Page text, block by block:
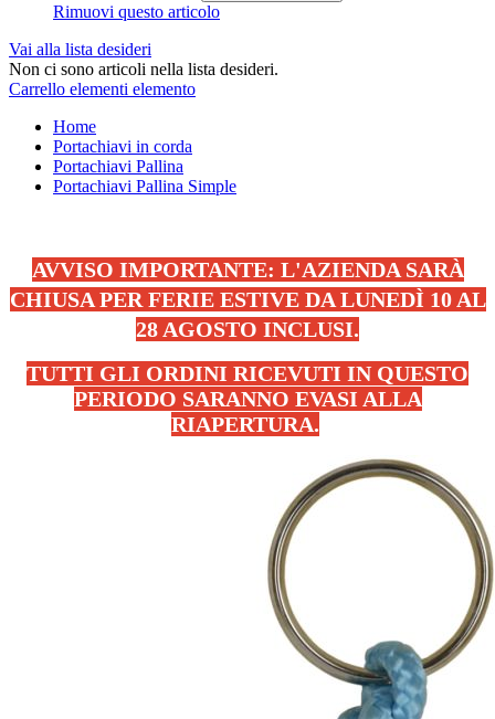
Rimuovi questo articolo
Vai alla lista desideri
Non ci sono articoli nella lista desideri.
Carrello elementi elemento
Home
Portachiavi in corda
Portachiavi Pallina
Portachiavi Pallina Simple
AVVISO IMPORTANTE: L'AZIENDA SARÀ
CHIUSA PER FERIE ESTIVE DA LUNEDÌ 10 AL
28 AGOSTO INCLUSI.
TUTTI GLI ORDINI RICEVUTI IN QUESTO
PERIODO SARANNO EVASI ALLA
RIAPERTURA.